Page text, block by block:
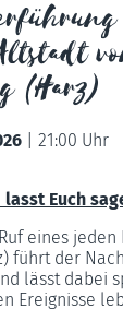
(Harz)
21:00 Uhr
Euch
eines
führt der
lässt dabei
Ereignisse